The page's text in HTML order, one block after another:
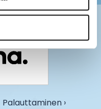
Palauttaminen ›